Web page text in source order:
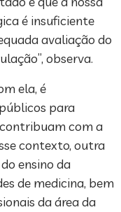
é insuficiente
avaliação do
observa.
ela, é
para
com a
contexto, outra
ensino da
de medicina, bem
da área da